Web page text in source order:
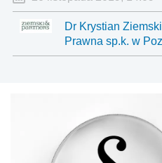
Dr Krystian
Prawna sp.k. w